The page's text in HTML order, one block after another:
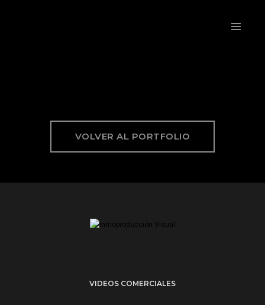
VOLVER AL PORTFOLIO
VIDEOS COMERCIALES